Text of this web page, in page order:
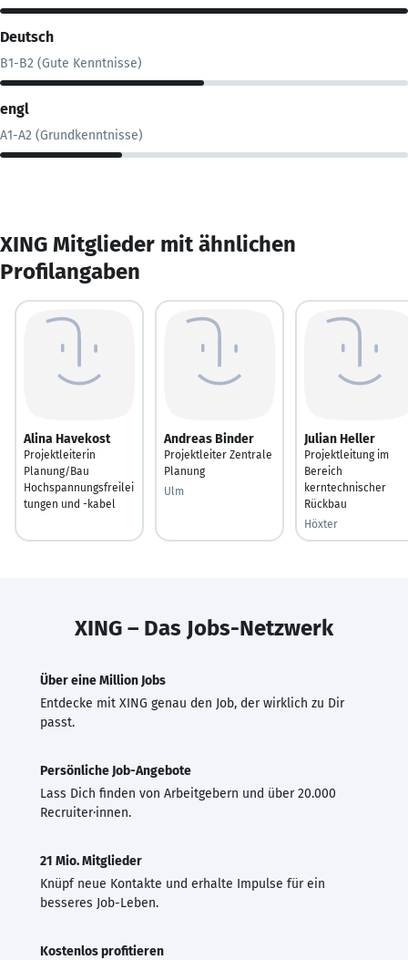
Deutsch
B1-B2 (Gute Kenntnisse)
engl
A1-A2 (Grundkenntnisse)
XING Mitglieder mit ähnlichen
Profilangaben
Alina Havekost
Projektleiterin
Planung/Bau
Hochspannungsfreilei
tungen und -kabel
Andreas Binder
Projektleiter Zentrale
Planung
Ulm
Julian Heller
Projektleitung im
Bereich
kerntechnischer
Rückbau
Höxter
XING – Das Jobs-Netzwerk
Über eine Million Jobs
Entdecke mit XING genau den Job, der wirklich zu Dir
passt.
Persönliche Job-Angebote
Lass Dich finden von Arbeitgebern und über 20.000
Recruiter·innen.
21 Mio. Mitglieder
Knüpf neue Kontakte und erhalte Impulse für ein
besseres Job-Leben.
Kostenlos profitieren